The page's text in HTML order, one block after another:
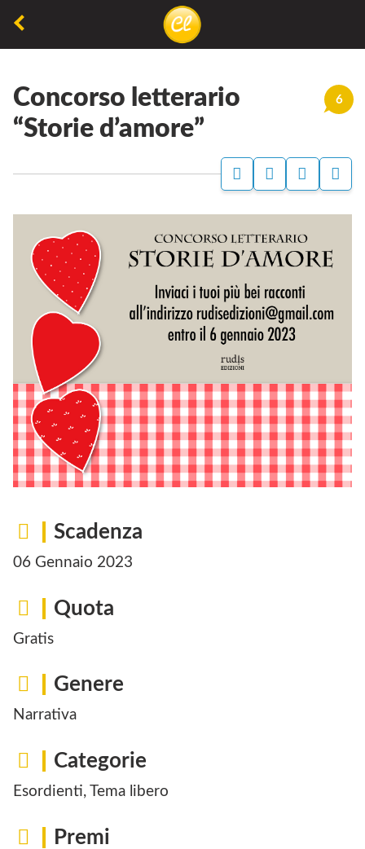
non
permette
permette
respirare
6
Concorso letterario
“Storie d’amore”
Scadenza
06 Gennaio 2023
Quota
Gratis
Genere
Narrativa
Categorie
Esordienti, Tema libero
Premi